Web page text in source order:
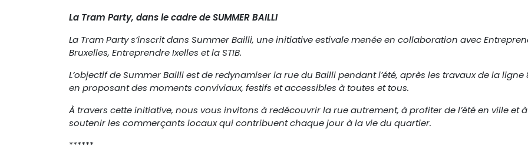
La Tram Party, dans le cadre de SUMMER BAILLI
La Tram Party s’inscrit dans Summer Bailli, une initiative estivale menée en collaboration avec
Bruxelles, Entreprendre Ixelles et la STIB.
L’objectif de Summer Bailli est de redynamiser la rue du Bailli pendant l’été, après les travaux de la ligne
en proposant des moments conviviaux, festifs et accessibles à toutes et tous.
À travers cette initiative, nous vous invitons à redécouvrir la rue autrement, à profiter de l’été en ville et à
soutenir les commerçants locaux qui contribuent chaque jour à la vie du quartier.